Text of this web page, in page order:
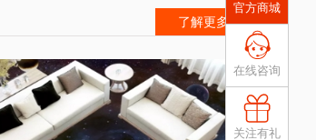
官方商城
在线咨询
关注有礼
了解更多